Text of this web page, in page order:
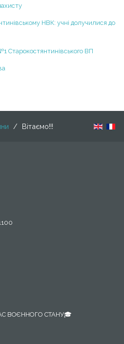
у періодкарантину у зв’язку
НВК: учні долучилися до
№1 Старокостянтинівського ВП
/ Вітаємо!!!
ВОЄННОГО СТАНУ🎓